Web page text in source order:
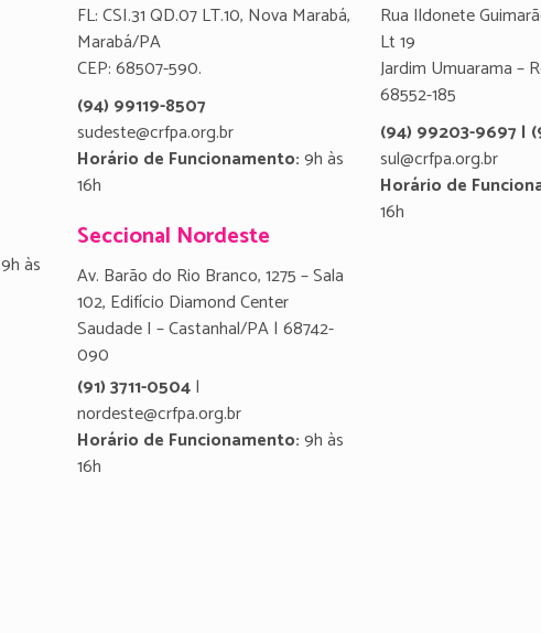
9h às
FL: CSI.31 QD.07 LT.10, Nova Marabá,
Marabá/PA
CEP: 68507-590.
(94) 99119-8507
sudeste@crfpa.org.br
Horário de Funcionamento:9h às
16h
Seccional Nordeste
Av. Barão do Rio Branco, 1275 – Sala
102, Edifício Diamond Center
Saudade I – Castanhal/PA | 68742-
090
(91) 3711-0504|
nordeste@crfpa.org.br
Horário de Funcionamento:9h às
16h
Rua Ildonete
Lt 19
Jardim Umuarama –
68552-185
(94) 99203-9697 |
sul@crfpa.org.br
Horário de
16h